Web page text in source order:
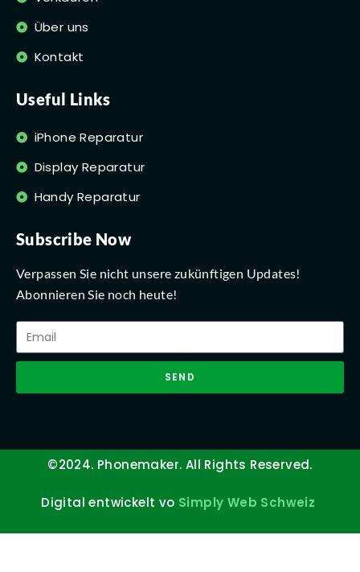
Über uns
Kontakt
Useful Links
iPhone Reparatur
Display Reparatur
Handy Reparatur
Subscribe Now
Verpassen Sie nicht unsere zukünftigen Updates!
Abonnieren Sie noch heute!
SEND
©2024. Phonemaker. All Rights Reserved.
Digital entwickelt vo Simply Web Schweiz